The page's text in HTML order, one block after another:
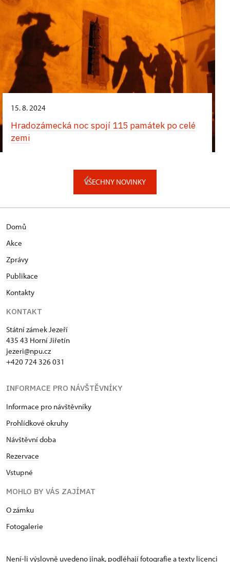
15. 8. 2024
Hradozámecká noc spojí 115 památek po celé
zemi
VŠECHNY NOVINKY
Domů
Akce
Zprávy
Publikace
Kontakty
KONTAKT
Státní zámek Jezeří
435 43 Horní Jiřetín
jezeri@npu.cz
+420 724 326 031
INFORMACE PRO NÁVŠTĚVNÍKY
Informace pro návštěvníky
Prohlídkové okruhy
Návštěvní doba
Rezervace
Vstupné
MOHLO BY VÁS ZAJÍMAT
O zámku
Fotogalerie
Není-li výslovně uvedeno jinak, podléhají fotografie a texty licenci